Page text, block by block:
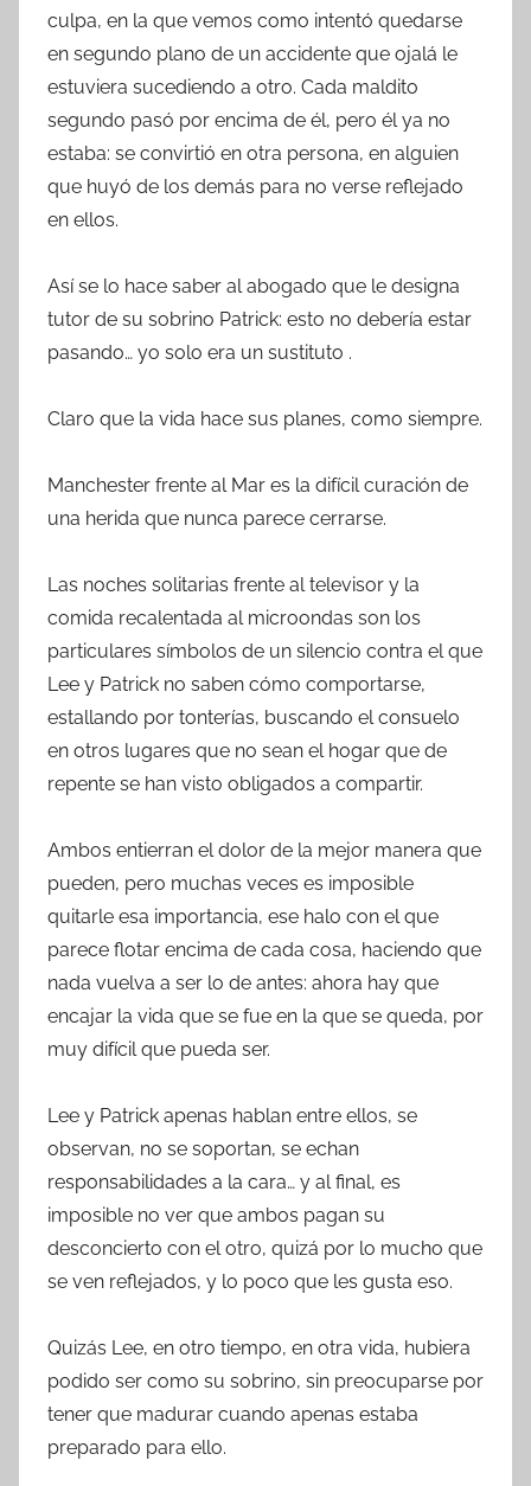
culpa, en la que vemos como intentó quedarse
en segundo plano de un accidente que ojalá le
estuviera sucediendo a otro. Cada maldito
segundo pasó por encima de él, pero él ya no
estaba: se convirtió en otra persona, en alguien
que huyó de los demás para no verse reflejado
en ellos.
Así se lo hace saber al abogado que le designa
tutor de su sobrino Patrick: esto no debería estar
pasando… yo solo era un sustituto .
Claro que la vida hace sus planes, como siempre.
Manchester frente al Mar es la difícil curación de
una herida que nunca parece cerrarse.
Las noches solitarias frente al televisor y la
comida recalentada al microondas son los
particulares símbolos de un silencio contra el que
Lee y Patrick no saben cómo comportarse,
estallando por tonterías, buscando el consuelo
en otros lugares que no sean el hogar que de
repente se han visto obligados a compartir.
Ambos entierran el dolor de la mejor manera que
pueden, pero muchas veces es imposible
quitarle esa importancia, ese halo con el que
parece flotar encima de cada cosa, haciendo que
nada vuelva a ser lo de antes: ahora hay que
encajar la vida que se fue en la que se queda, por
muy difícil que pueda ser.
Lee y Patrick apenas hablan entre ellos, se
observan, no se soportan, se echan
responsabilidades a la cara… y al final, es
imposible no ver que ambos pagan su
desconcierto con el otro, quizá por lo mucho que
se ven reflejados, y lo poco que les gusta eso.
Quizás Lee, en otro tiempo, en otra vida, hubiera
podido ser como su sobrino, sin preocuparse por
tener que madurar cuando apenas estaba
preparado para ello.